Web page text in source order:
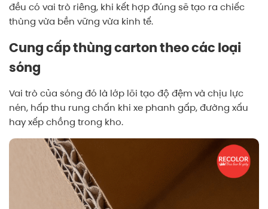
đều có vai trò riêng, khi kết hợp đúng sẽ tạo ra chiếc
thùng vừa bền vững vừa kinh tế.
Cung cấp thùng carton theo các loại
sóng
Vai trò của sóng đó là lớp lõi tạo độ đệm và chịu lực
nén, hấp thu rung chấn khi xe phanh gấp, đường xấu
hay xếp chồng trong kho.